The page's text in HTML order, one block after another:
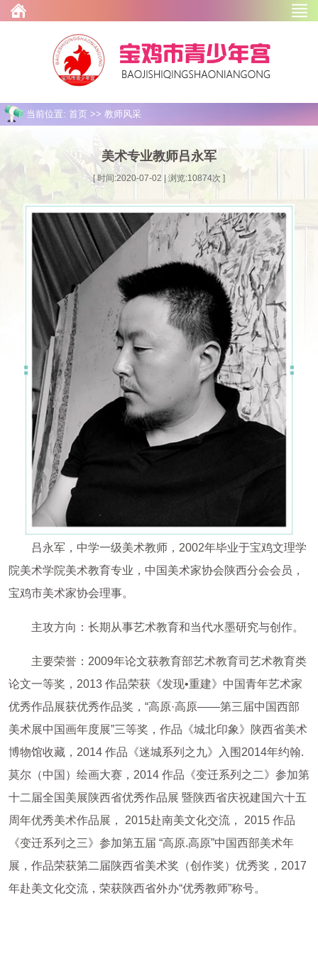
当前位置: 首页 >> 教师风采
美术专业教师吕永军
[ 时间:2020-07-02 | 浏览:10874次 ]
吕永军，中学一级美术教师，2002年毕业于宝鸡文理学
院美术学院美术教育专业，中国美术家协会陕西分会会员，
宝鸡市美术家协会理事。
主攻方向：长期从事艺术教育和当代水墨研究与创作。
主要荣誉：2009年论文获教育部艺术教育司艺术教育类
论文一等奖，2013 作品荣获《发现•重建》中国青年艺术家
优秀作品展获优秀作品奖，“高原·高原——第三届中国西部
美术展中国画年度展”三等奖，作品《城北印象》陕西省美术
博物馆收藏，2014 作品《迷城系列之九》入围2014年约翰.
莫尔（中国）绘画大赛，2014 作品《变迁系列之二》参加第
十二届全国美展陕西省优秀作品展 暨陕西省庆祝建国六十五
周年优秀美术作品展， 2015赴南美文化交流， 2015 作品
《变迁系列之三》参加第五届 “高原.高原”中国西部美术年
展，作品荣获第二届陕西省美术奖（创作奖）优秀奖，2017
年赴美文化交流，荣获陕西省外办“优秀教师”称号。